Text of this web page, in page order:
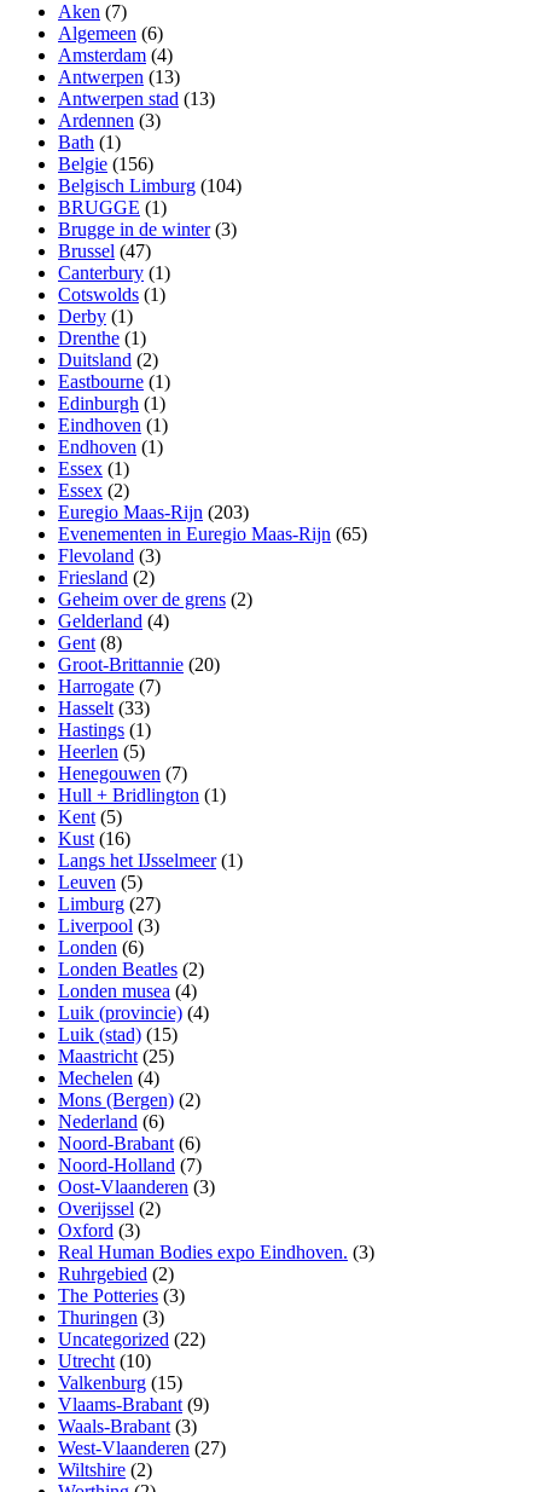
Aken (7)
Algemeen (6)
Amsterdam (4)
Antwerpen (13)
Antwerpen stad (13)
Ardennen (3)
Bath (1)
Belgie (156)
Belgisch Limburg (104)
BRUGGE (1)
Brugge in de winter(3)
Brussel (47)
Canterbury (1)
Cotswolds (1)
Derby (1)
Drenthe (1)
Duitsland (2)
Eastbourne (1)
Edinburgh (1)
Eindhoven (1)
Endhoven (1)
Essex (1)
Essex (2)
Euregio Maas-Rijn (203)
Evenementen in Euregio Maas-Rijn (65)
Flevoland (3)
Friesland (2)
Geheim over de grens (2)
Gelderland (4)
Gent (8)
Groot-Brittannie (20)
Harrogate (7)
Hasselt (33)
Hastings (1)
Heerlen (5)
Henegouwen (7)
Hull + Bridlington (1)
Kent (5)
Kust (16)
Langs het IJsselmeer(1)
Leuven (5)
Limburg (27)
Liverpool (3)
Londen (6)
Londen Beatles (2)
Londen musea (4)
Luik (provincie) (4)
Luik (stad) (15)
Maastricht (25)
Mechelen (4)
Mons (Bergen) (2)
Nederland (6)
Noord-Brabant (6)
Noord-Holland (7)
Oost-Vlaanderen (3)
Overijssel (2)
Oxford (3)
Real Human Bodies expo Eindhoven. (3)
Ruhrgebied (2)
The Potteries (3)
Thuringen (3)
Uncategorized (22)
Utrecht (10)
Valkenburg (15)
Vlaams-Brabant (9)
Waals-Brabant (3)
West-Vlaanderen (27)
Wiltshire (2)